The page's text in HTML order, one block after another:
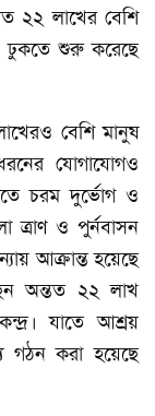
২২ লাখের বেশি
ঢুকতে শুরু করেছে
বেশি মানুষ
যোগাযোগও
চরম দুর্ভোগ ও
ত্রাণ ও পুর্নবাসন
আক্রান্ত হয়েছে
অন্তত ২২ লাখ
যাতে আশ্রয়
গঠন করা হয়েছে